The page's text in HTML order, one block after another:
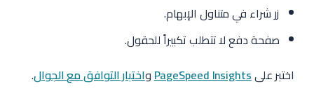
زر شراء في متناول الإبهام.
صفحة دفع لا تتطلب تكبيراً للحقول.
اختبر علىPageSpeed Insightsواختبار التوافق مع الجوال.